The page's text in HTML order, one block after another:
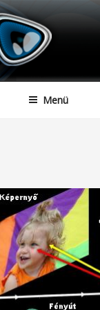
Menü